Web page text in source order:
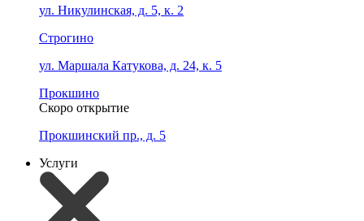
ул. Никулинская, д. 5, к. 2
Строгино
ул. Маршала Катукова, д. 24, к. 5
Прокшино
Скоро открытие
Прокшинский пр., д. 5
Услуги